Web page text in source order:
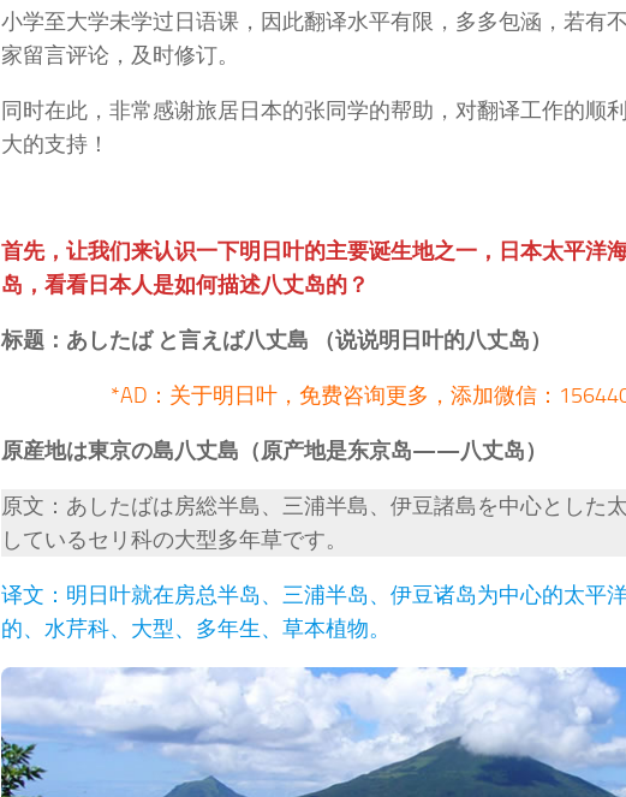
小学至大学未学过日语课，因此翻译水平有限，多多包涵，若有
家留言评论，及时修订。
同时在此，非常感谢旅居日本的张同学的帮助，对翻译工作的顺
大的支持！
首先，让我们来认识一下明日叶的主要诞生地之一，日本太平洋
岛，看看日本人是如何描述八丈岛的？
标题：あしたば と言えば八丈島 （说说明日叶的八丈岛）
*AD：关于明日叶，免费咨询更多，添加微信：
原産地は東京の島八丈島（原产地是东京岛——八丈岛）
原文：あしたばは房総半島、三浦半島、伊豆諸島を中心とした
しているセリ科の大型多年草です。
译文：明日叶就在房总半岛、三浦半岛、伊豆诸岛为中心的太平
的、水芹科、大型、多年生、草本植物。